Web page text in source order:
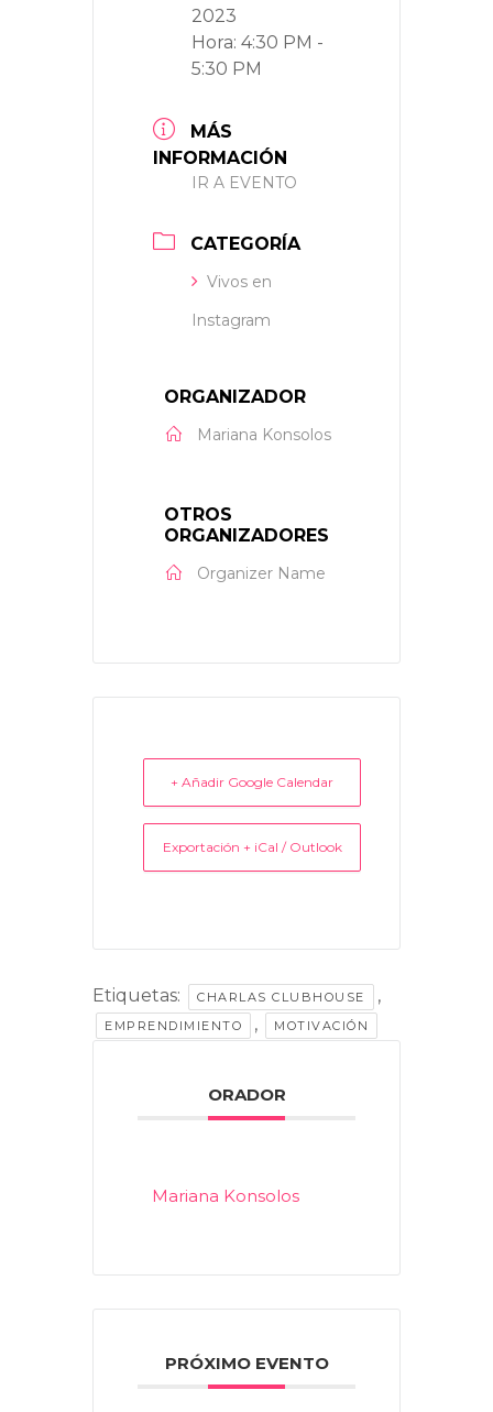
2023
Hora: 4:30 PM -
5:30 PM
MÁS
INFORMACIÓN
IR A EVENTO
CATEGORÍA
Vivos en
Instagram
ORGANIZADOR
Mariana Konsolos
OTROS
ORGANIZADORES
Organizer Name
+ Añadir Google Calendar
Exportación + iCal / Outlook
Etiquetas: CHARLAS CLUBHOUSE ,
EMPRENDIMIENTO , MOTIVACIÓN
ORADOR
Mariana Konsolos
PRÓXIMO EVENTO